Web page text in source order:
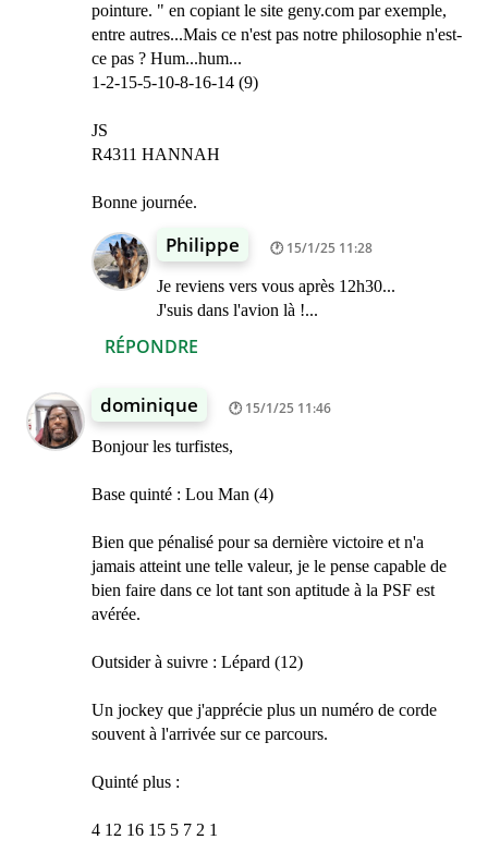
pointure. " en copiant le site geny.com par exemple,
entre autres...Mais ce n'est pas notre philosophie n'est-
ce pas ? Hum...hum...
1-2-15-5-10-8-16-14 (9)
JS
R4311 HANNAH
Bonne journée.
RÉPONDRE
Philippe 15/1/25 11:28
Je reviens vers vous après 12h30...
J'suis dans l'avion là !...
dominique 15/1/25 11:46
Bonjour les turfistes,
Base quinté : Lou Man (4)
Bien que pénalisé pour sa dernière victoire et n'a
jamais atteint une telle valeur, je le pense capable de
bien faire dans ce lot tant son aptitude à la PSF est
avérée.
Outsider à suivre : Lépard (12)
Un jockey que j'apprécie plus un numéro de corde
souvent à l'arrivée sur ce parcours.
Quinté plus :
4 12 16 15 5 7 2 1